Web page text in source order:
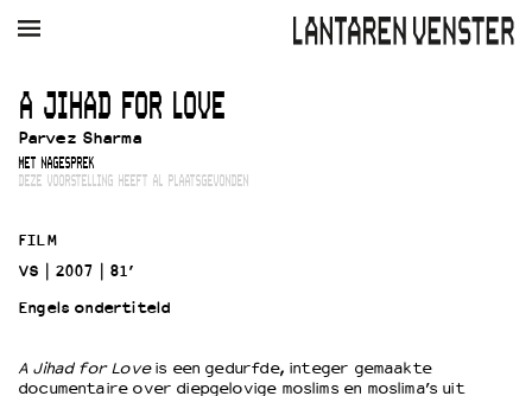
AGENDA FILM MUZIEK
Winkelmandje
Zoek
Openingstijden & contact
Bereikbaarheid
Kaartverkoop
EDUCATIE
A JIHAD FOR LOVE
Parvez Sharma
MET NAGESPREK
DEZE VOORSTELLING HEEFT AL PLAATSGEVONDEN
FILM
VS
2007
81’
Engels ondertiteld
A Jihad for Loveis een gedurfde, integer gemaakte
documentaire over diepgelovige moslims en moslima’s uit